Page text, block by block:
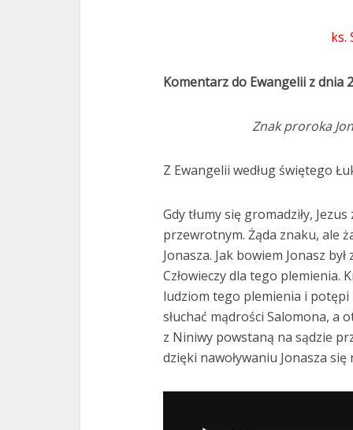
ks.
Komentarz do Ewangelii z dnia
Znak proroka
Z Ewangelii według świętego
Gdy tłumy się gromadziły,
przewrotnym. Żąda znaku, ale
Jonasza. Jak bowiem Jonasz
Człowieczy dla tego plemienia.
ludziom tego plemienia i potępi
słuchać mądrości Salomona, a
z Niniwy powstaną na sądzie
dzięki nawoływaniu Jonasza